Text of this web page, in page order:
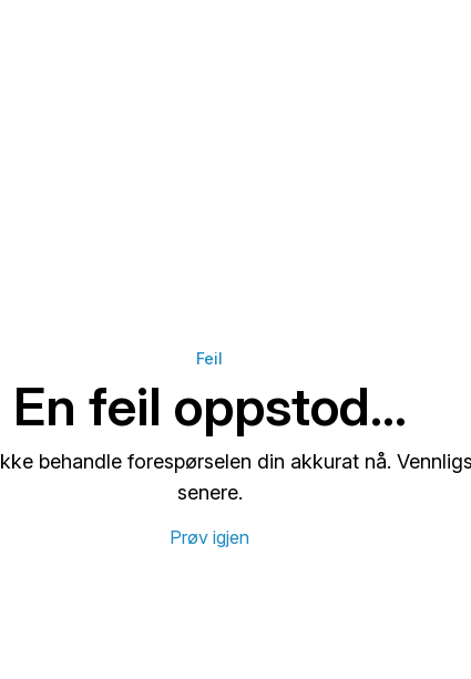
Feil
En feil oppstod...
behandle forespørselen din akkurat nå.
senere.
Prøv igjen